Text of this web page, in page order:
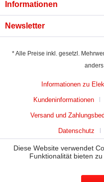
Informationen
Newsletter
* Alle Preise inkl. gesetzl.
Informationen zu
Kundeninformationen
Versand und
Datenschutz
Diese Website verwendet
Funktionalität bieten zu